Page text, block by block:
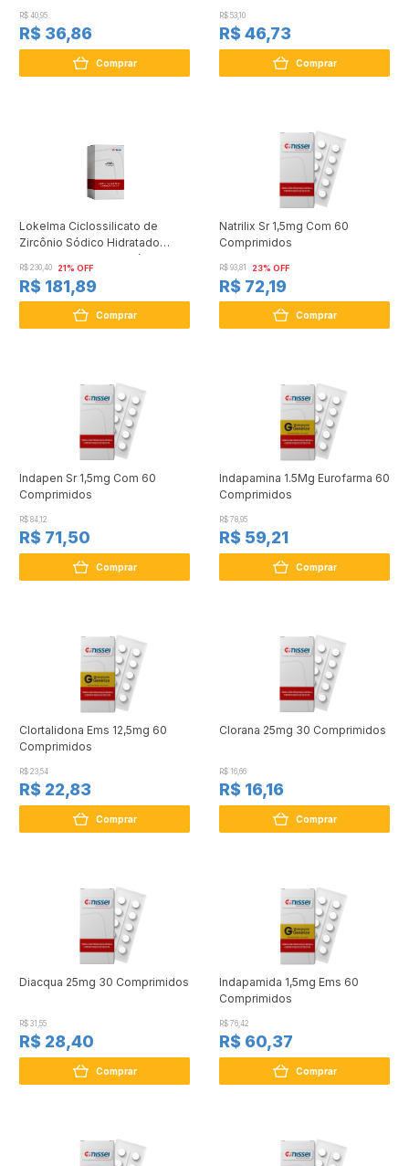
R$ 40,95
R$ 36,86
Comprar
R$ 53,10
R$ 46,73
Comprar
Lokelma Ciclossilicato de
Zircônio Sódico Hidratado
Suspensão Oral em Pó 3
sachês 5g cada
R$ 230,40 21% OFF
R$ 181,89
Comprar
Natrilix Sr 1,5mg Com 60
Comprimidos
R$ 93,81 23% OFF
R$ 72,19
Comprar
Indapen Sr 1,5mg Com 60
Comprimidos
R$ 84,12
R$ 71,50
Comprar
Indapamina 1.5Mg Eurofarma 60
Comprimidos
R$ 78,95
R$ 59,21
Comprar
Clortalidona Ems 12,5mg 60
Comprimidos
R$ 23,54
R$ 22,83
Comprar
Clorana 25mg 30 Comprimidos
R$ 16,66
R$ 16,16
Comprar
Diacqua 25mg 30 Comprimidos
R$ 31,55
R$ 28,40
Comprar
Indapamida 1,5mg Ems 60
Comprimidos
R$ 76,42
R$ 60,37
Comprar